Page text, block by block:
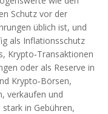
Schutz vor der
üblich ist, und
als Inflationsschutz
Krypto‑Transaktionen
oder als Reserve in
Krypto‑Börsen,
verkaufen und
stark in Gebühren,